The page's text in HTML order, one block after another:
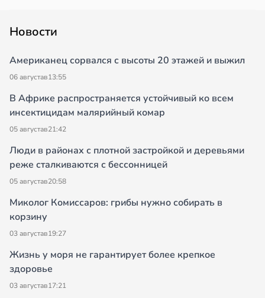
Новости
Американец сорвался с высоты 20 этажей и выжил
06 августав13:55
В Африке распространяется устойчивый ко всем
инсектицидам малярийный комар
05 августав21:42
Люди в районах с плотной застройкой и деревьями
реже сталкиваются с бессонницей
05 августав20:58
Миколог Комиссаров: грибы нужно собирать в
корзину
03 августав19:27
Жизнь у моря не гарантирует более крепкое
здоровье
03 августав17:21